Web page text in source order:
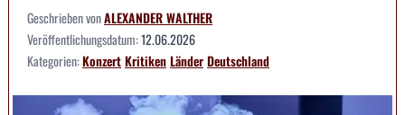
Geschrieben vonALEXANDER WALTHER
Veröffentlichungsdatum:12.06.2026
Kategorien:KonzertKritikenLänderDeutschland